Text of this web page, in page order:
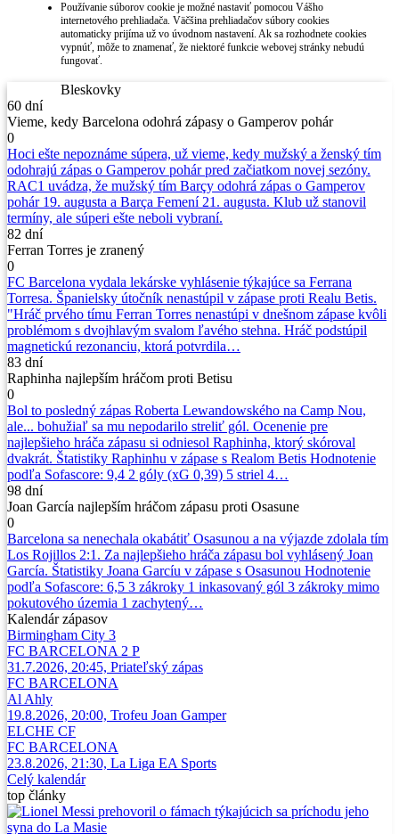
Používanie súborov cookie je možné nastaviť pomocou Vášho
internetového prehliadača. Väčšina prehliadačov súbory cookies
automaticky prijíma už vo úvodnom nastavení. Ak sa rozhodnete cookies
vypnúť, môže to znamenať, že niektoré funkcie webovej stránky nebudú
fungovať.
Bleskovky
60 dní
Vieme, kedy Barcelona odohrá zápasy o Gamperov pohár
0
Hoci ešte nepoznáme súpera, už vieme, kedy mužský a ženský tím
odohrajú zápas o Gamperov pohár pred začiatkom novej sezóny.
RAC1 uvádza, že mužský tím Barçy odohrá zápas o Gamperov
pohár 19. augusta a Barça Femení 21. augusta. Klub už stanovil
termíny, ale súperi ešte neboli vybraní.
82 dní
Ferran Torres je zranený
0
FC Barcelona vydala lekárske vyhlásenie týkajúce sa Ferrana
Torresa. Španielsky útočník nenastúpil v zápase proti Realu Betis.
"Hráč prvého tímu Ferran Torres nenastúpi v dnešnom zápase kvôli
problémom s dvojhlavým svalom ľavého stehna. Hráč podstúpil
magnetickú rezonanciu, ktorá potvrdila…
83 dní
Raphinha najlepším hráčom proti Betisu
0
Bol to posledný zápas Roberta Lewandowského na Camp Nou,
ale... bohužiaľ sa mu nepodarilo streliť gól. Ocenenie pre
najlepšieho hráča zápasu si odniesol Raphinha, ktorý skóroval
dvakrát. Štatistiky Raphinhu v zápase s Realom Betis Hodnotenie
podľa Sofascore: 9,4 2 góly (xG 0,39) 5 striel 4…
98 dní
Joan García najlepším hráčom zápasu proti Osasune
0
Barcelona sa nenechala okabátiť Osasunou a na výjazde zdolala tím
Los Rojillos 2:1. Za najlepšieho hráča zápasu bol vyhlásený Joan
García. Štatistiky Joana Garcíu v zápase s Osasunou Hodnotenie
podľa Sofascore: 6,5 3 zákroky 1 inkasovaný gól 3 zákroky mimo
pokutového územia 1 zachytený…
Kalendárzápasov
Birmingham City 3
FC BARCELONA 2 P
31.7.2026, 20:45, Priateľský zápas
FC BARCELONA
Al Ahly
19.8.2026, 20:00, Trofeu Joan Gamper
ELCHE CF
FC BARCELONA
23.8.2026, 21:30, La Liga EA Sports
Celý kalendár
top články